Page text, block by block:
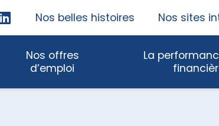
Navigation
Nos belles histoires Nos sites
Nos offres
d’emploi
La